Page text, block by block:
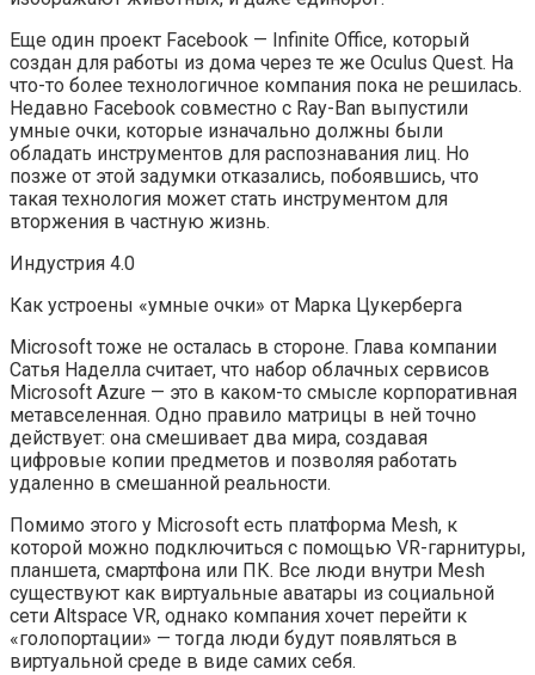
Еще один проект Facebook — Infinite Office, который
создан для работы из дома через те же Oculus Quest. На
что-то более технологичное компания пока не решилась.
Недавно Facebook совместно с Ray-Ban выпустили
умные очки, которые изначально должны были
обладать инструментов для распознавания лиц. Но
позже от этой задумки отказались, побоявшись, что
такая технология может стать инструментом для
вторжения в частную жизнь.
Индустрия 4.0
Как устроены «умные очки» от Марка Цукерберга
Microsoft тоже не осталась в стороне. Глава компании
Сатья Наделла считает, что набор облачных сервисов
Microsoft Azure — это в каком-то смысле корпоративная
метавселенная. Одно правило матрицы в ней точно
действует: она смешивает два мира, создавая
цифровые копии предметов и позволяя работать
удаленно в смешанной реальности.
Помимо этого у Microsoft есть платформа Mesh, к
которой можно подключиться с помощью VR-гарнитуры,
планшета, смартфона или ПК. Все люди внутри Mesh
существуют как виртуальные аватары из социальной
сети Altspace VR, однако компания хочет перейти к
«голопортации» — тогда люди будут появляться в
виртуальной среде в виде самих себя.